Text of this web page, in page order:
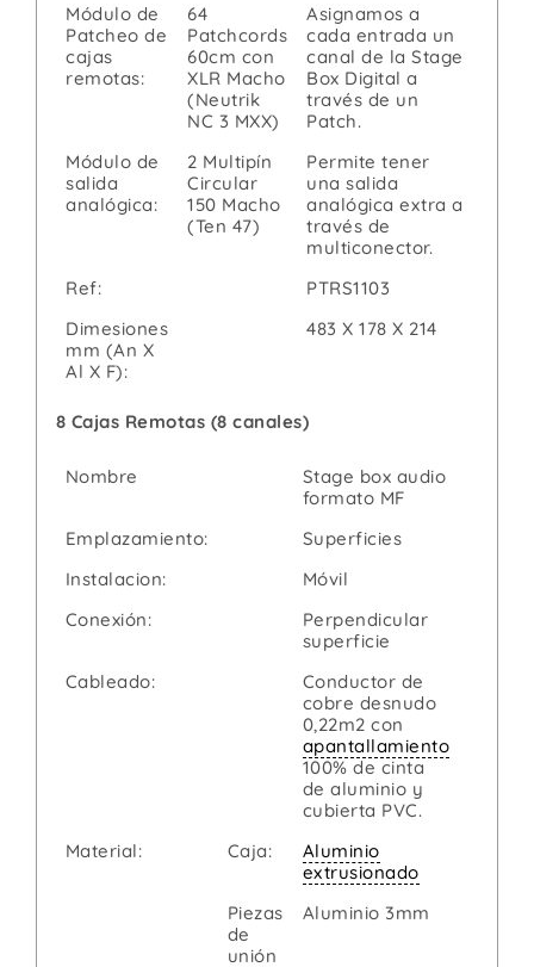
Módulo de
Patcheo de
cajas
remotas:
64
Patchcords
60cm con
XLR Macho
(Neutrik
NC 3 MXX)
Asignamos a
cada entrada un
canal de la Stage
Box Digital a
través de un
Patch.
Módulo de
salida
analógica:
2 Multipín
Circular
150 Macho
(Ten 47)
Permite tener
una salida
analógica extra a
través de
multiconector.
Ref:
PTRS1103
Dimesiones
mm (An X
Al X F):
483 X 178 X 214
8 Cajas Remotas (8 canales)
Nombre
Stage box audio
formato MF
Emplazamiento:
Superficies
Instalacion:
Móvil
Conexión:
Perpendicular
superficie
Cableado:
Conductor de
cobre desnudo
0,22m2 con
apantallamiento
100% de cinta
de aluminio y
cubierta PVC.
Material:
Caja:
Aluminio
extrusionado
Piezas
de
unión
Aluminio 3mm